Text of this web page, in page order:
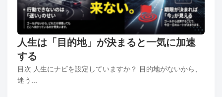
人生は「目的地」が決まると一気に加速
する
目次 人生にナビを設定していますか？ 目的地がないから、
迷う...